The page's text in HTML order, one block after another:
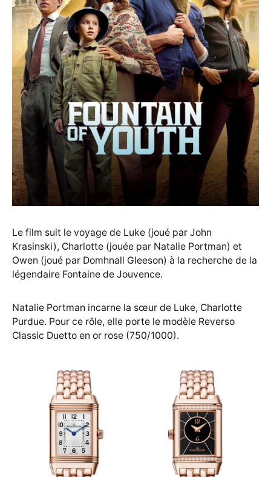
Le film suit le voyage de Luke (joué par John
Krasinski), Charlotte (jouée par Natalie Portman) et
Owen (joué par Domhnall Gleeson) à la recherche de la
légendaire Fontaine de Jouvence.
Natalie Portman incarne la sœur de Luke, Charlotte
Purdue. Pour ce rôle, elle porte le modèle Reverso
Classic Duetto en or rose (750/1000).